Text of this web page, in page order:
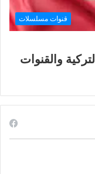
قنوات مسلسلات
اسماء مسلسلات رمضان 2023 التركية والقنوات